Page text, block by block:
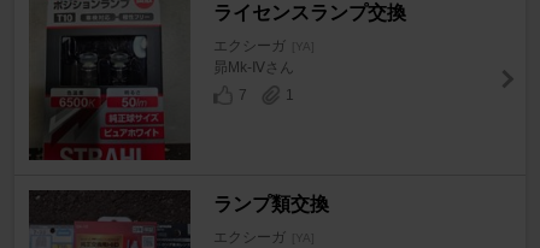
ライセンスランプ交換
エクシーガ [YA]
昴Mk-Ⅳさん
7
1
ランプ類交換
エクシーガ [YA]